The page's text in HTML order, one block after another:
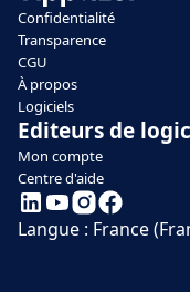
Confidentialité
Transparence
CGU
À propos
Logiciels
Editeurs de
Mon compte
Centre d'aide
Langue : France